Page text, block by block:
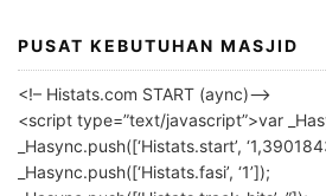
PUSAT KEBUTUHAN MASJID
<!– Histats.com START (aync)–>
<script type=”text/javascript”>var
_Hasync.push([‘Histats.start’,
_Hasync.push([‘Histats.fasi’, ‘1’]);